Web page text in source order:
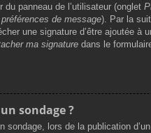
du panneau de l’utilisateur (onglet
de message). Par la
une signature d’être ajoutée à
ma signature dans le
sondage ?
sondage, lors de la publication